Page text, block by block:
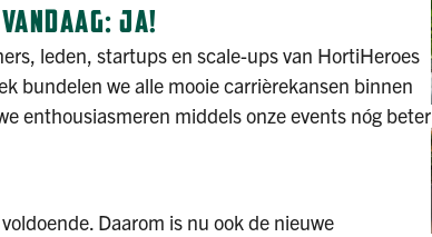
JA!
leden, startups en scale-ups van HortiHeroes
bundelen we alle mooie carrièrekansen binnen
enthousiasmeren middels onze events nóg beter
Daarom is nu ook de nieuwe